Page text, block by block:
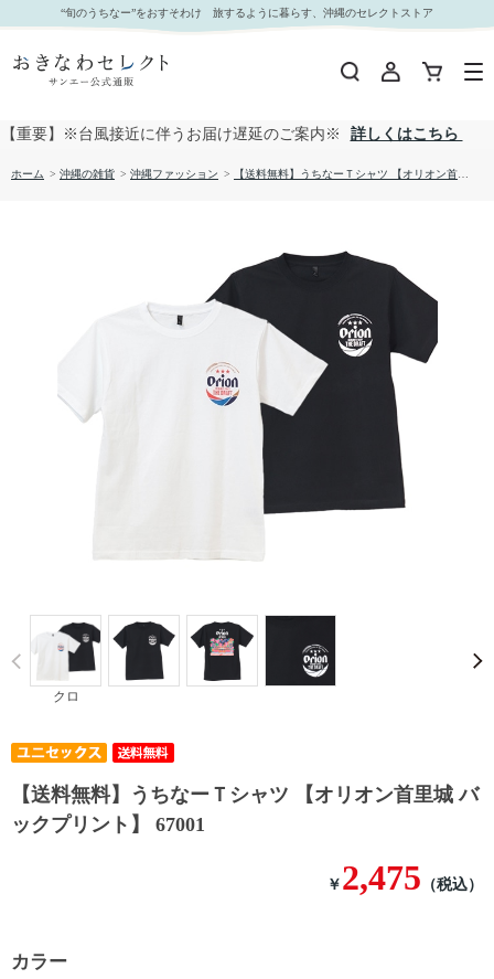
【送料無料】うちなーＴシャツ 【オリオン首里城 バックプリント】 67001｜おきなわセレクト
サンエー公式通販
“旬のうちなー”をおすそわけ 旅するように暮らす、沖縄のセレクトストア
【重要】※台風接近に伴うお届け遅延のご案内※ 詳しくはこちら
ホーム > 沖縄の雑貨 > 沖縄ファッション > 【送料無料】うちなーＴシャツ 【オリオン首里城 バックプリント】 67001
クロ
Prev
【送料無料】うちなーＴシャツ 【オリオン首里城 バ
ックプリント】 67001
￥ 2,475 （税込）
カラー